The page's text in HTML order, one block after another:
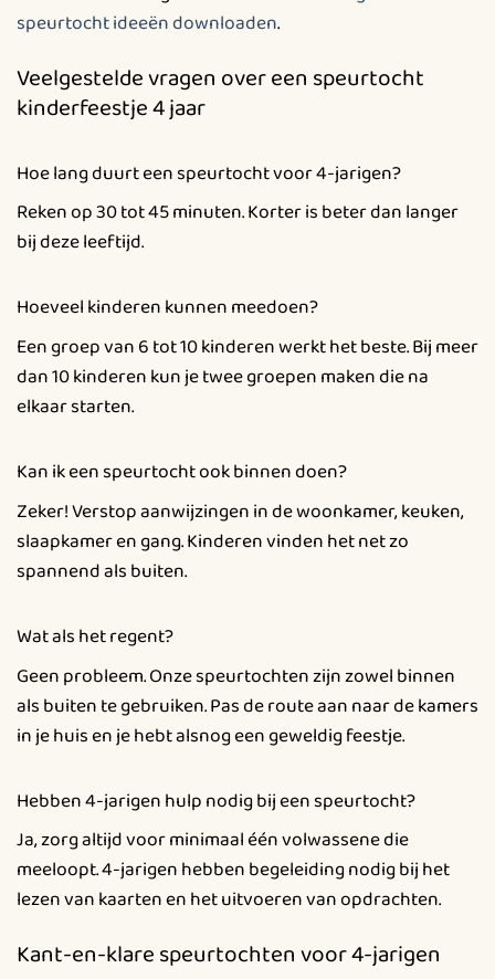
speurtocht ideeën downloaden.
Veelgestelde vragen over een speurtocht
kinderfeestje 4 jaar
Hoe lang duurt een speurtocht voor 4-jarigen?
Reken op 30 tot 45 minuten. Korter is beter dan langer
bij deze leeftijd.
Hoeveel kinderen kunnen meedoen?
Een groep van 6 tot 10 kinderen werkt het beste. Bij meer
dan 10 kinderen kun je twee groepen maken die na
elkaar starten.
Kan ik een speurtocht ook binnen doen?
Zeker! Verstop aanwijzingen in de woonkamer, keuken,
slaapkamer en gang. Kinderen vinden het net zo
spannend als buiten.
Wat als het regent?
Geen probleem. Onze speurtochten zijn zowel binnen
als buiten te gebruiken. Pas de route aan naar de kamers
in je huis en je hebt alsnog een geweldig feestje.
Hebben 4-jarigen hulp nodig bij een speurtocht?
Ja, zorg altijd voor minimaal één volwassene die
meeloopt. 4-jarigen hebben begeleiding nodig bij het
lezen van kaarten en het uitvoeren van opdrachten.
Kant-en-klare speurtochten voor 4-jarigen